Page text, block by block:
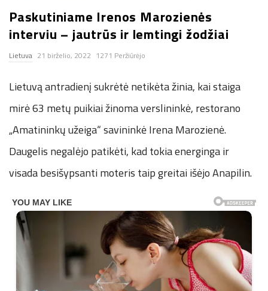
n
.
n
e
t
Paskutiniame Irenos Marozienės
interviu – jautrūs ir lemtingi žodžiai
Lietuva 21 birželio, 2022 1271 Peržiūrėjo
Lietuvą antradienį sukrėtė netikėta žinia, kai staiga
mirė 63 metų puikiai žinoma verslininkė, restorano
„Amatininkų užeiga“ savininkė Irena Marozienė.
Daugelis negalėjo patikėti, kad tokia energinga ir
visada besišypsanti moteris taip greitai išėjo Anapilin.